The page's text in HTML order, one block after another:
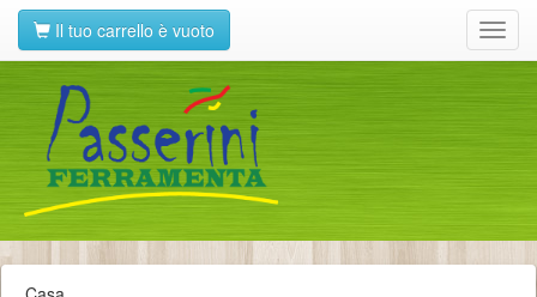
Il tuo carrello è vuoto